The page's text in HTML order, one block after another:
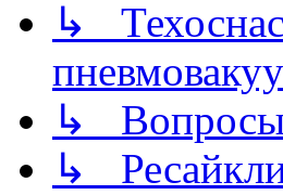
↳
↳ Вопросы
↳